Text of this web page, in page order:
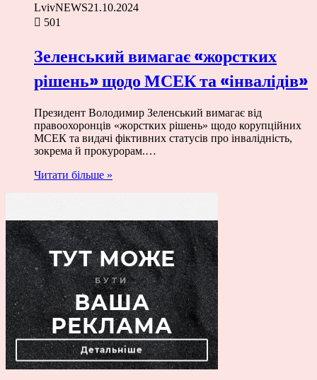
LvivNEWS21.10.2024
501
Зеленський вимагає «жорстких
рішень» щодо МСЕК та «інвалідів»
Президент Володимир Зеленський вимагає від
правоохоронців «жорстких рішень» щодо корупційних
МСЕК та видачі фіктивних статусів про інвалідність,
зокрема й прокурорам.…
Читати більше »